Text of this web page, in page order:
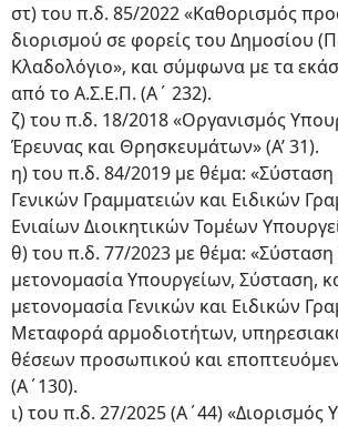
στ) του π.δ. 85/2022 «Καθορισμός
διορισμού σε φορείς του Δημοσίου
Κλαδολόγιο», και σύμφωνα με τα
από το Α.Σ.Ε.Π. (Α΄ 232).
ζ) του π.δ. 18/2018 «Οργανισμός
Έρευνας και Θρησκευμάτων» (Α’ 31).
η) του π.δ. 84/2019 με θέμα:
Γενικών Γραμματειών και Ειδικών
Ενιαίων Διοικητικών Τομέων
θ) του π.δ. 77/2023 με θέμα: «Σύσταση
μετονομασία Υπουργείων, Σύσταση,
μετονομασία Γενικών και Ειδικών
Μεταφορά αρμοδιοτήτων,
θέσεων προσωπικού και
(Α΄130).
ι) του π.δ. 27/2025 (Α΄44) «Διορισμός